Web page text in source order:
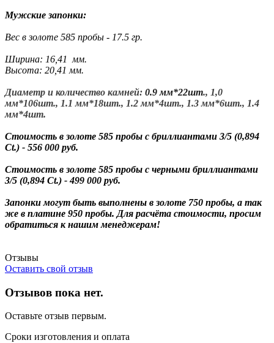
Мужские запонки:
Вес в золоте 585 пробы - 17.5 гр.
Ширина: 16,41 мм.
Высота: 20,41 мм.
Диаметр и количество камней: 0.9 мм*22шт., 1,0
мм*106шт., 1.1 мм*18шт., 1.2 мм*4шт., 1.3 мм*6шт., 1.4
мм*4шт.
Стоимость в золоте 585 пробы с бриллиантами 3/5 (0,894
Ct.) - 556 000 руб.
Стоимость в золоте 585 пробы с черными бриллиантами
3/5 (0,894 Ct.) - 499 000 руб.
Запонки могут быть выполнены в золоте 750 пробы, а так
же в платине 950 пробы. Для расчёта стоимости, просим
обратиться к нашим менеджерам!
Отзывы
Оставить свой отзыв
Отзывов пока нет.
Оставьте отзыв первым.
Сроки изготовления и оплата